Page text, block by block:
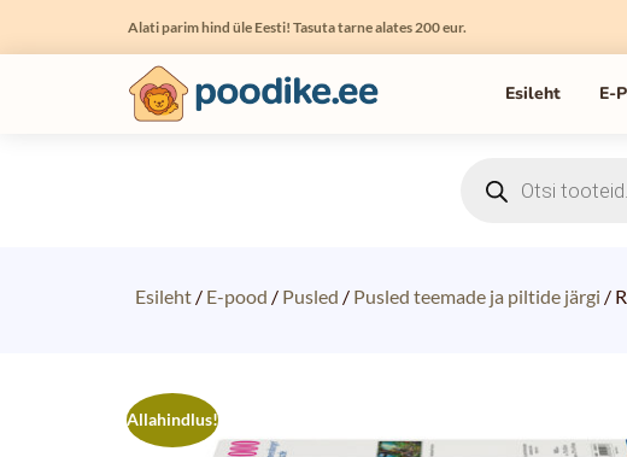
Alati parim hind üle Eesti! Tasuta tarne alates 200 eur.
Esileht E-
Esileht / E-pood / Pusled / Pusled teemade ja piltide järgi /
Allahindlus!